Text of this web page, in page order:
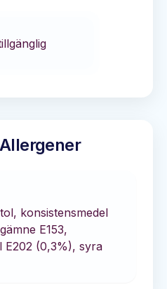
konsistensmedel
E153,
E202 (0,3%), syra